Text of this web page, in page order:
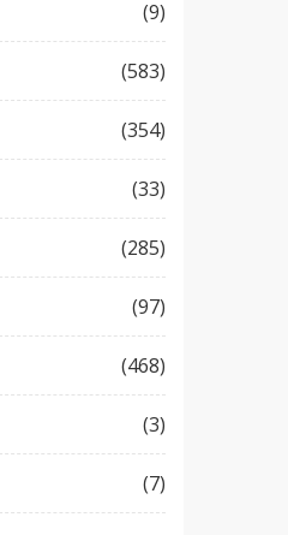
(9)
(583)
(354)
(33)
(285)
(97)
(468)
(3)
(7)